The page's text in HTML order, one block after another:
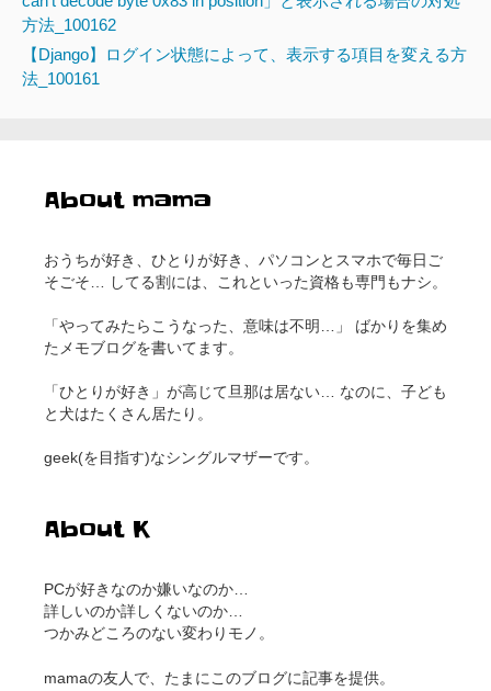
方法_100162
【Django】ログイン状態によって、表示する項目を変える方
法_100161
About mama
おうちが好き、ひとりが好き、パソコンとスマホで毎日ご
そごそ… してる割には、これといった資格も専門もナシ。
「やってみたらこうなった、意味は不明…」 ばかりを集め
たメモブログを書いてます。
「ひとりが好き」が高じて旦那は居ない… なのに、子ども
と犬はたくさん居たり。
geek(を目指す)なシングルマザーです。
About K
PCが好きなのか嫌いなのか…
詳しいのか詳しくないのか…
つかみどころのない変わりモノ。
mamaの友人で、たまにこのブログに記事を提供。